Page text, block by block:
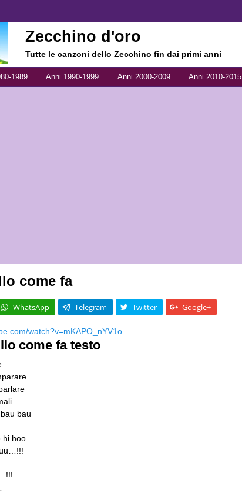
Zecchino d'oro
Tutte le canzoni dello Zecchino fin dai primi anni
1989 Anni 1990-1999 Anni 2000-2009 Anni 2010-2015
come fa
WhatsApp Telegram Twitter Google+
watch?v=mKAPO_nYV1o
come fa testo
bau
hi hoo